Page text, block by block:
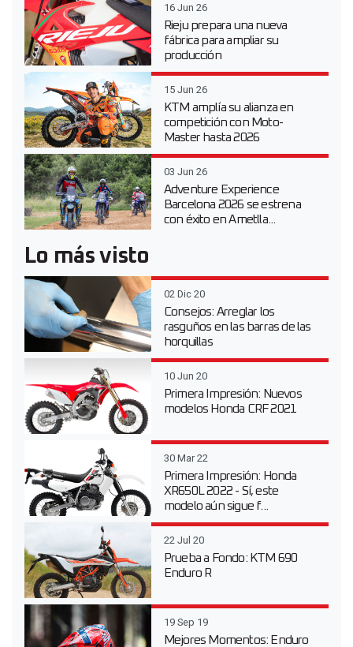
16 Jun 26
Rieju prepara una nueva
fábrica para ampliar su
producción
15 Jun 26
KTM amplía su alianza en
competición con Moto-
Master hasta 2026
03 Jun 26
Adventure Experience
Barcelona 2026 se estrena
con éxito en Ametlla...
Lo más visto
02 Dic 20
Consejos: Arreglar los
rasguños en las barras de las
horquillas
10 Jun 20
Primera Impresión: Nuevos
modelos Honda CRF 2021
30 Mar 22
Primera Impresión: Honda
XR650L 2022 - Sí, este
modelo aún sigue f...
22 Jul 20
Prueba a Fondo: KTM 690
Enduro R
19 Sep 19
Mejores Momentos: Enduro